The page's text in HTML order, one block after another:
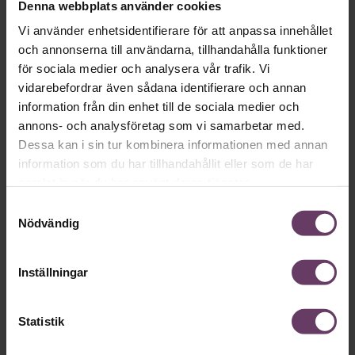
Denna webbplats använder cookies
Vi använder enhetsidentifierare för att anpassa innehållet
och annonserna till användarna, tillhandahålla funktioner
för sociala medier och analysera vår trafik. Vi
vidarebefordrar även sådana identifierare och annan
information från din enhet till de sociala medier och
annons- och analysföretag som vi samarbetar med.
Dessa kan i sin tur kombinera informationen med annan
information som du har tillhandahållit eller som de har
Nödvändig
Inställningar
Statistik
”The infinite game”, Simon Sinek
I sin nya bok guidar den bästsäljande ledarskapsförfattaren
Simon Sinek chefer i det tankesätt som krävs för att bli det
han kallar ”en ändlös ledare”. I en föränderlig omvärld är det
långsiktiga perspektivet än mer avgörande för framgång och
för att bygga en kultur där både medarbetare och
verksamhet utvecklas.Lyssna nu
Så gör starka organisationer i tider av